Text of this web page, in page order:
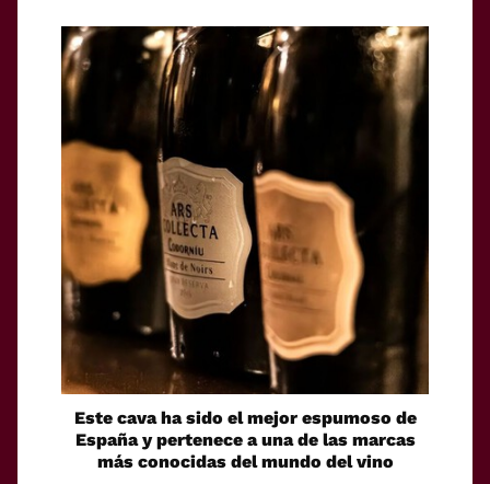
Este cava ha sido el mejor espumoso de
España y pertenece a una de las marcas
más conocidas del mundo del vino